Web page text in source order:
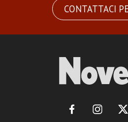
CONTATTACI